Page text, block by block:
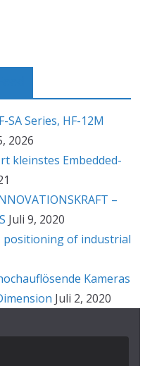
Series, HF-12M
2026
kleinstes Embedded-
–
Juli 9, 2020
positioning of industrial
Kameras
Juli 2, 2020